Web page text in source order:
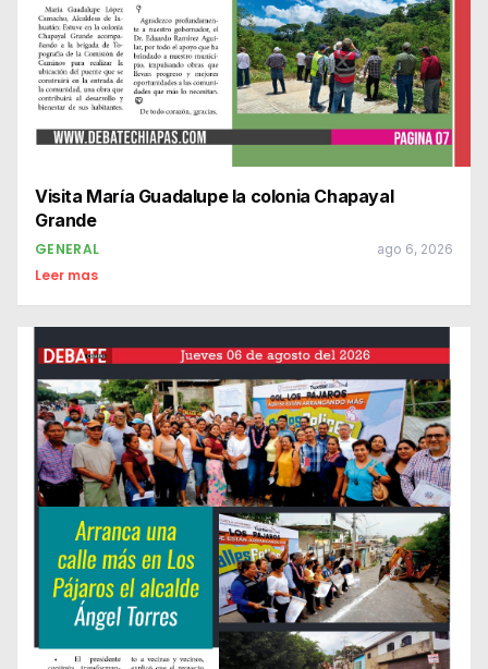
Visita María Guadalupe la colonia Chapayal
Grande
GENERAL ago 6, 2026
Leer mas